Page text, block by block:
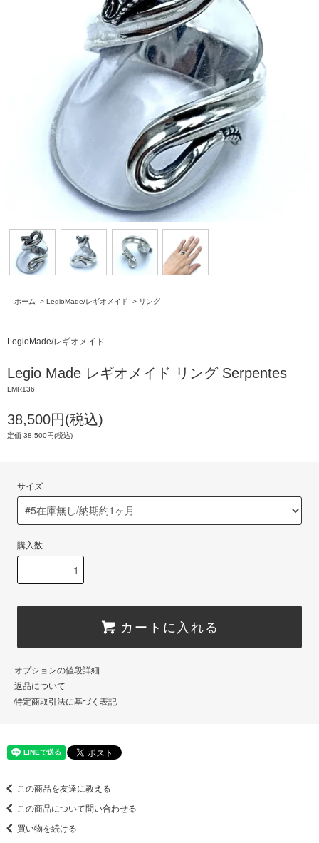
ホーム > LegioMade/レギオメイド > リング
LegioMade/レギオメイド
Legio Made レギオメイド リング Serpentes
LMR136
38,500円(税込)
定価 38,500円(税込)
サイズ
購入数
カートに入れる
オプションの値段詳細
返品について
特定商取引法に基づく表記
この商品を友達に教える
この商品について問い合わせる
買い物を続ける